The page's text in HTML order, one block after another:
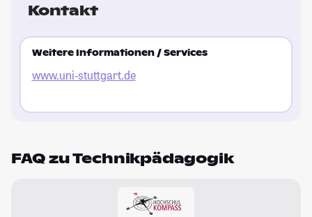
Kontakt
Weitere Informationen / Services
www.uni-stuttgart.de
FAQ zu Technikpädagogik